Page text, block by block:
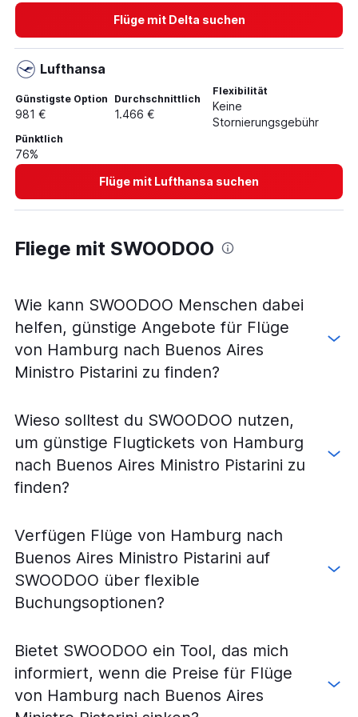
Flüge von Paderborn nach Buenos Aires Ministro
Flüge von Saarbrücken nach Buenos Aires Ministro
Pistarini
Flüge von Friedrichshafen nach Buenos Aires Ministro
Pistarini
Flüge von Memmingen nach Buenos Aires Ministro
Flüge mit Delta suchen
Lufthansa
Günstigste Option
981 €
Durchschnittlich
1.466 €
Flexibilität
Keine
Stornierungsgebühr
Pünktlich
76%
Flüge mit Lufthansa suchen
Fliege mit SWOODOO
Wie kann SWOODOO Menschen dabei
helfen, günstige Angebote für Flüge
von Hamburg nach Buenos Aires
Ministro Pistarini zu finden?
Wieso solltest du SWOODOO nutzen,
um günstige Flugtickets von Hamburg
nach Buenos Aires Ministro Pistarini zu
finden?
Verfügen Flüge von Hamburg nach
Buenos Aires Ministro Pistarini auf
SWOODOO über flexible
Buchungsoptionen?
Bietet SWOODOO ein Tool, das mich
informiert, wenn die Preise für Flüge
von Hamburg nach Buenos Aires